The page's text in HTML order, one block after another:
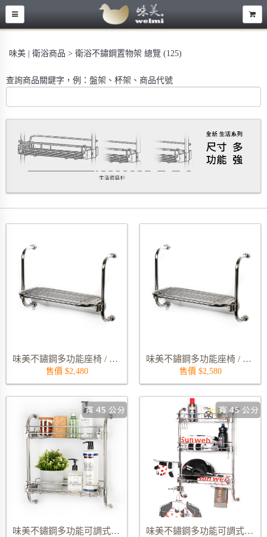
味美 | 衛浴商品 > 衛浴不鏽鋼置物架 總覽 (125)
查詢商品關鍵字，例：盤架、杯架、商品代號
味美不鏽鋼多功能座椅 / 淋浴椅 9291S-450
售價 $2,480
味美不鏽鋼多功能座椅 / 淋浴椅 9291S-500
售價 $2,580
味美不鏽鋼多功能可調式雙層置物架 9815-45S02 味美不鏽鋼多功能可調式三層置物架 9817-45S03 (不含 S 勾, 側掛桿, 衣架)